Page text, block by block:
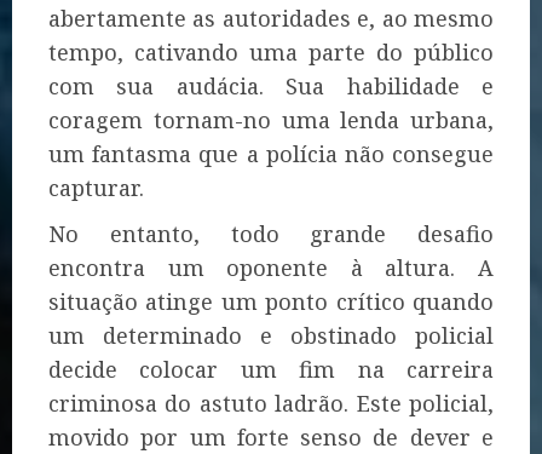
abertamente as autoridades e, ao mesmo
tempo, cativando uma parte do público
com sua audácia. Sua habilidade e
coragem tornam-no uma lenda urbana,
um fantasma que a polícia não consegue
capturar.
No entanto, todo grande desafio
encontra um oponente à altura. A
situação atinge um ponto crítico quando
um determinado e obstinado policial
decide colocar um fim na carreira
criminosa do astuto ladrão. Este policial,
movido por um forte senso de dever e